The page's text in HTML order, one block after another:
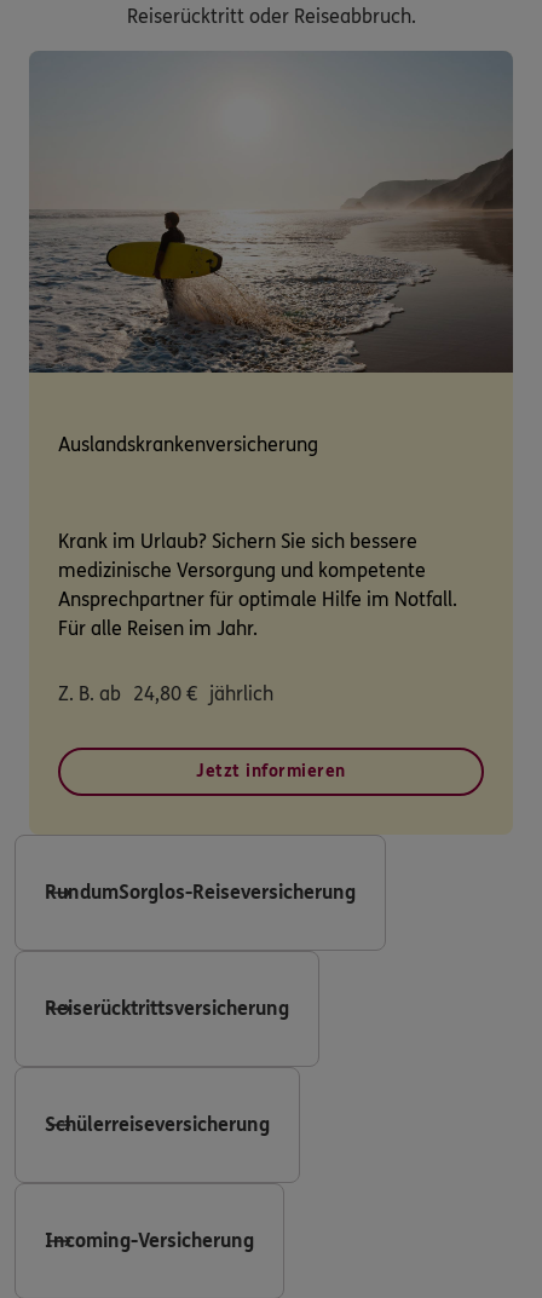
Reiserücktritt oder Reiseabbruch.
Auslandskrankenversicherung
Krank im Urlaub? Sichern Sie sich bessere
medizinische Versorgung und kompetente
Ansprechpartner für optimale Hilfe im Notfall.
Für alle Reisen im Jahr.
Z. B. ab 24,80 € jährlich
Jetzt informieren
RundumSorglos-Reiseversicherung
Reiserücktrittsversicherung
Schülerreiseversicherung
Incoming-Versicherung